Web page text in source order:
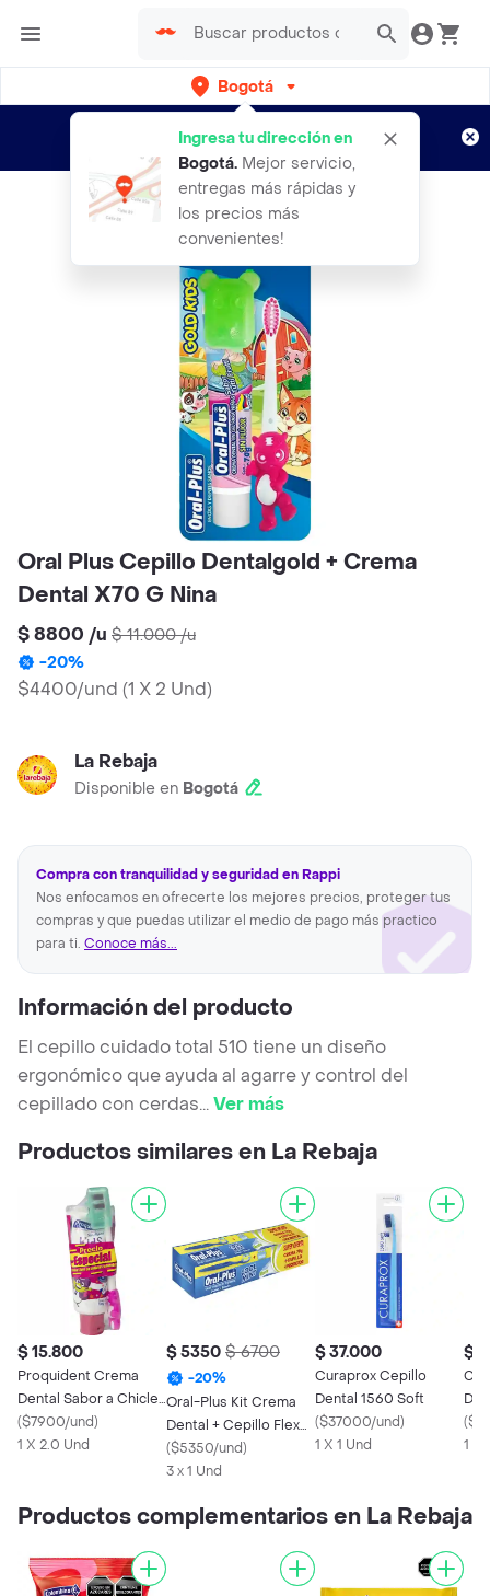
Bogotá
Ingresa tu dirección en
Bogotá. Mejor servicio,
entregas más rápidas y
los precios más
convenientes!
envíos gratis por semanas
Aplican TyC
Oral Plus Cepillo Dentalgold + Crema
Dental X70 G Nina
$ 8800 /u $ 11.000/u
-20%
$4400/und (1 X 2 Und)
La Rebaja
Disponible en Bogotá
Compra con tranquilidad y seguridad en Rappi
Nos enfocamos en ofrecerte los mejores precios, proteger tus
compras y que puedas utilizar el medio de pago más practico
para ti. Conoce más...
Información del producto
El cepillo cuidado total 510 tiene un diseño
ergonómico que ayuda al agarre y control del
cepillado con cerdas...Ver más
Productos similares en La Rebaja
$ 15.800
Proquident Crema
Dental Sabor a Chicle
+ Cepillo Kids
($7900/und)
1 X 2.0 Und
$ 5350 $ 6700
-20%
Oral-Plus Kit Crema
Dental + Cepillo Flex
Suave + Protector
($5350/und)
3 x 1 Und
$ 37.000
Curaprox Cepillo
Dental 1560 Soft
($37000/und)
1 X 1 Und
$
(
1 X
Productos complementarios en La Rebaja